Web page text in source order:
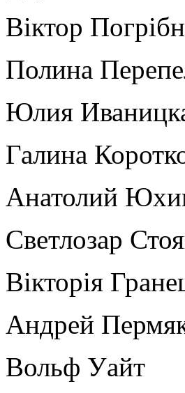
Віктор
Полина
Юлия
Галина
Анатолий
Светлозар
Вікторія
Андрей
Вольф Уайт